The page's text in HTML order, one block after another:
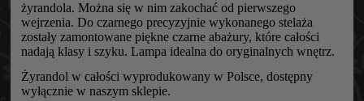
żyrandola. Można się w nim zakochać od pierwszego
wejrzenia. Do czarnego precyzyjnie wykonanego stelaża
zostały zamontowane piękne czarne abażury, które całości
nadają klasy i szyku. Lampa idealna do oryginalnych wnętrz.
Żyrandol w całości wyprodukowany w Polsce, dostępny
wyłącznie w naszym sklepie.